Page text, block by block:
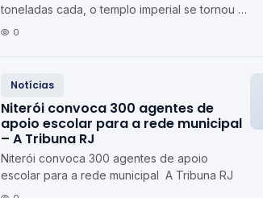
toneladas cada, o templo imperial se tornou o
monumento neogótico mais marcante de
0
Notícias
Niterói convoca 300 agentes de
apoio escolar para a rede municipal
– A Tribuna RJ
Niterói convoca 300 agentes de apoio
escolar para a rede municipal A Tribuna RJ